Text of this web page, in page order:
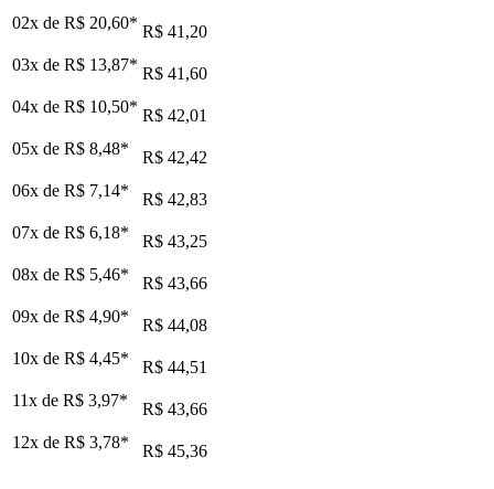
02x de R$ 20,60* R$ 41,20
03x de R$ 13,87* R$ 41,60
04x de R$ 10,50* R$ 42,01
05x de R$ 8,48*
R$ 42,42
06x de R$ 7,14*
R$ 42,83
07x de R$ 6,18*
R$ 43,25
08x de R$ 5,46*
R$ 43,66
09x de R$ 4,90*
R$ 44,08
10x de R$ 4,45*
R$ 44,51
11x de R$ 3,97*
R$ 43,66
12x de R$ 3,78* R$ 45,36